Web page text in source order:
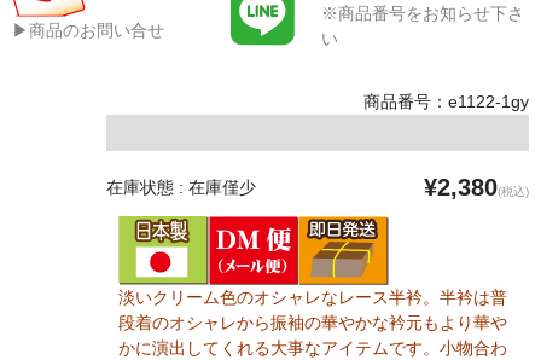
▶商品のお問い合せ
※商品番号をお知らせ下さ
い
商品番号：e1122-1gy
在庫状態 : 在庫僅少 ¥2,380(税込)
淡いクリーム色のオシャレなレース半衿。半衿は普
段着のオシャレから振袖の華やかな衿元もより華や
かに演出してくれる大事なアイテムです。小物合わ